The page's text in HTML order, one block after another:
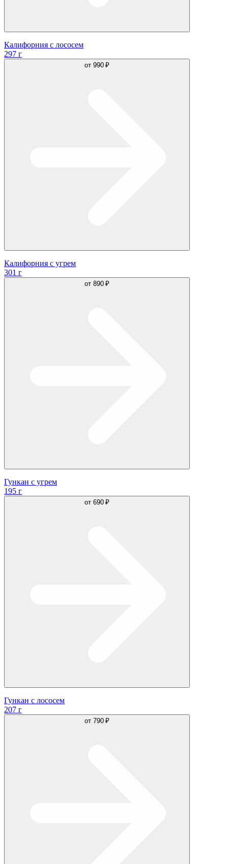
Калифорния с лососем
297 г
от 990 ₽
Калифорния с угрем
301 г
от 890 ₽
Гункан с угрем
195 г
от 690 ₽
Гункан с лососем
207 г
от 790 ₽